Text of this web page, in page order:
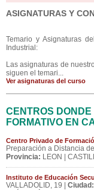
ASIGNATURAS Y
Temario y Asignaturas
Industrial:
Las asignaturas de
siguen el temari...
Ver asignaturas del curso
CENTROS
FORMATIVO EN
Centro Privado de
Preparación a Distancia
Provincia: LEON |
Instituto de Educación
VALLADOLID, 19 | Ciudad: